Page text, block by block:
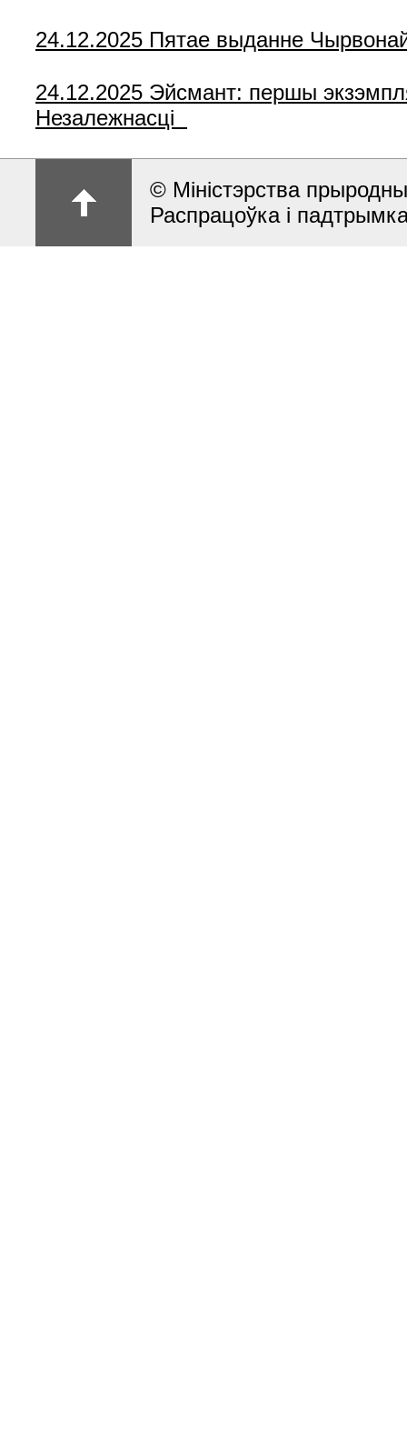
24.12.2025 Пятае выданне Чырвонай
24.12.2025 Эйсмант: першы
Незалежнасці
© Міністэрства
Распрацоўка і